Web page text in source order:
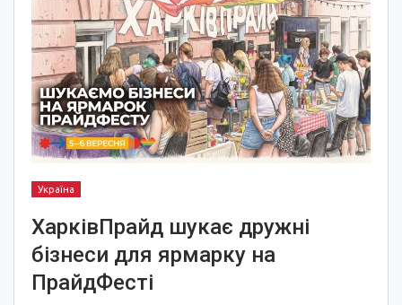
Україна
ХарківПрайд шукає дружні
бізнеси для ярмарку на
ПрайдФесті